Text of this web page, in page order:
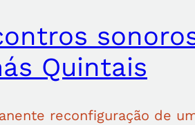
Quintais
reconfiguração de